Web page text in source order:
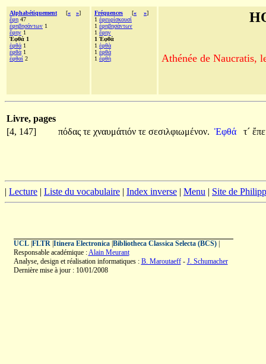
Alphabétiquement [« »]
ἔφη 47
ἐφηβησάντων 1
ἔφην 1
Ἑφθά 1
ἑφθά 1
ἑφθὰ 1
ἑφθαί 2
Fréquences [« »]
1 ἐφευρίσκουσί
1 ἐφηβησάντων
1 ἔφην
1 Ἑφθά
1 ἑφθὰ
1 ἑφθά
1 ἑφθή Athénée de Naucratis,
Livre, pages
[4, 147]
πόδας τε χναυμάτιόν τε σεσιλφιωμένον. Ἑφθά τ´
| Lecture | Liste du vocabulaire | Index inverse | Menu | Site de
UCL| FLTR| Itinera Electronica| Bibliotheca Classica Selecta (BCS)|
Responsable académique :Alain Meurant
Analyse, design et réalisation informatiques : B. Maroutaeff- J. Schumacher
Dernière mise à jour : 10/01/2008